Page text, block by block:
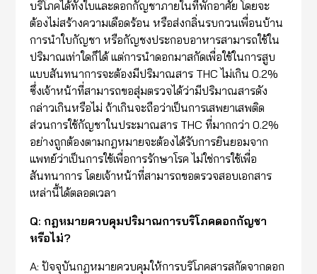
บริโภคได้ทั้งใบและดอกกัญชาภายในที่พักอาศัย โดยจะ
ต้องไม่สร้างความเดือดร้อน หรือส่งกลิ่นรบกวนเพื่อนบ้าน
การนำใบกัญชา หรือกัญชงประกอบอาหารสามารถใช้ใน
ปริมาณเท่าใดก็ได้ แต่การนำดอกมาสกัดเพื่อใช้ในการสูบ
แบบสันทนาการจะต้องมีปริมาณสาร THC ไม่เกิน 0.2%
ซึ่งเจ้าหน้าที่สามารถขอสุ่มตรวจได้ว่ามีปริมาณสารดัง
กล่าวเกินหรือไม่ ถ้าเกินจะถือว่าเป็นการเสพยาเสพติด
ส่วนการใช้กัญชาในประมาณสาร THC ที่มากกว่า 0.2%
อย่างถูกต้องตามกฎหมายจะต้องได้รับการยินยอมจาก
แพทย์ว่าเป็นการใช้เพื่อการรักษาโรค ไม่ใช่การใช้เพื่อ
สันทนาการ โดยเจ้าหน้าที่สามารถขอตรวจสอบเอกสาร
เหล่านี้ได้ตลอดเวลา
Q: กฎหมายควบคุมปริมาณการบริโภคดอกกัญชา
หรือไม่?
A: ปัจจุบันกฎหมายควบคุมให้การบริโภคสารสกัดจากดอก